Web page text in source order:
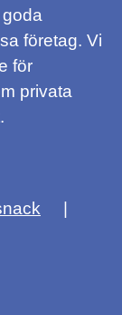
företag. Vi
för
privata